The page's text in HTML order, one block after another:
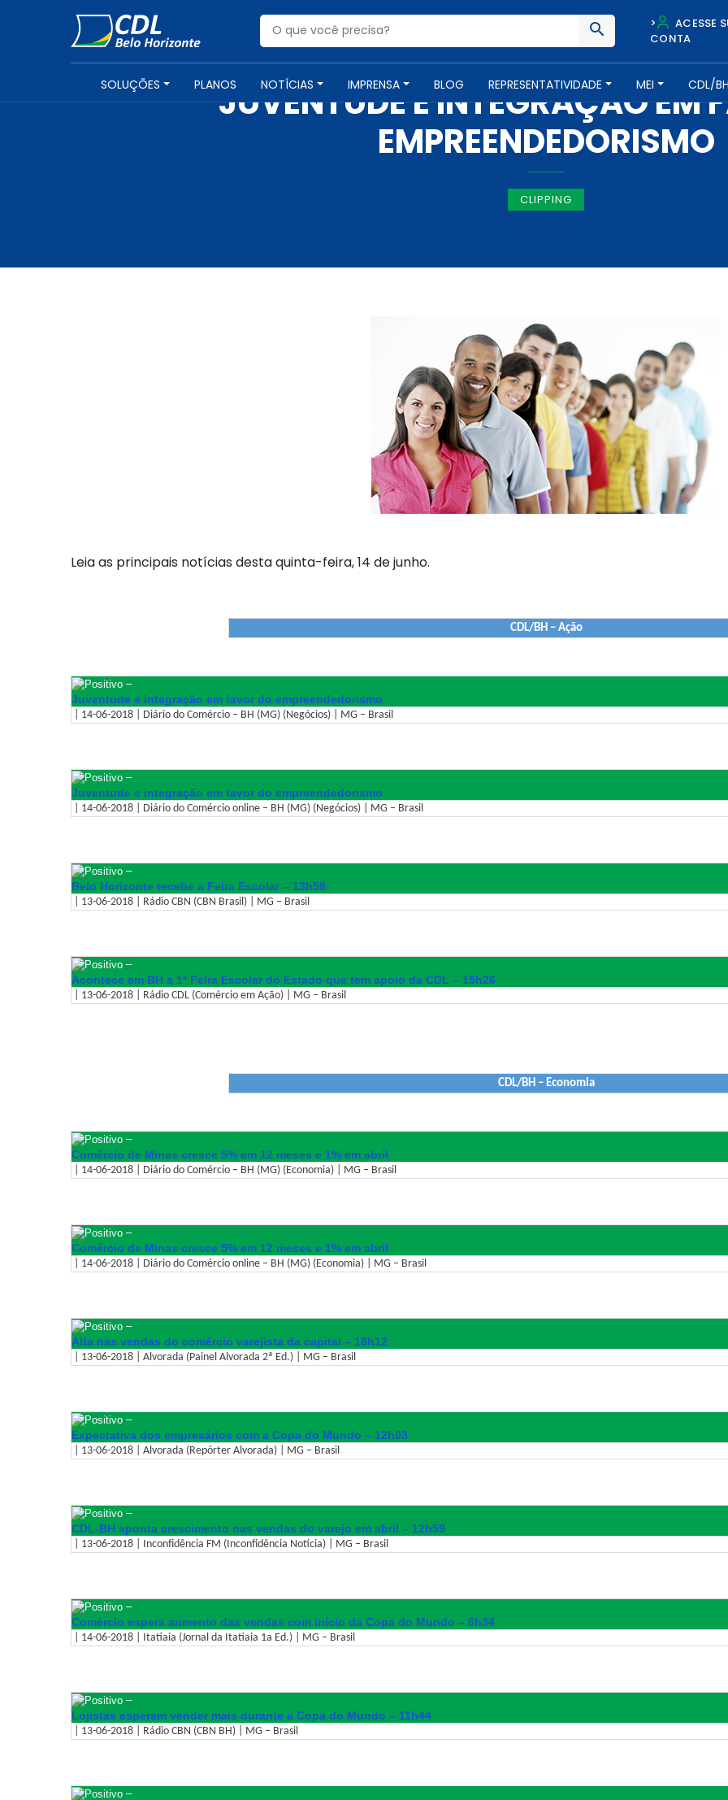
>
ACESSE
CONTA
SOLUÇÕES PLANOS NOTÍCIAS IMPRENSA BLOG REPRESENTATIVIDADE MEI CDL/BH
IMPRENSA -14 DE JUNHO DE 2018
JUVENTUDE E INTEGRAÇÃO EM
EMPREENDEDORISMO
CLIPPING
Leia as principais notícias desta quinta-feira, 14 de junho.
CDL/BH – Ação
–
Juventude e integração em favor do empreendedorismo
| 14-06-2018 | Diário do Comércio – BH (MG) (Negócios) | MG – Brasil
–
Juventude e integração em favor do empreendedorismo
| 14-06-2018 | Diário do Comércio online – BH (MG) (Negócios) | MG – Brasil
–
Belo Horizonte recebe a Feira Escolar – 13h58
| 13-06-2018 | Rádio CBN (CBN Brasil) | MG – Brasil
–
Acontece em BH a 1ª Feira Escolar do Estado que tem apoio da CDL – 15h26
| 13-06-2018 | Rádio CDL (Comércio em Ação) | MG – Brasil
CDL/BH – Economia
–
Comércio de Minas cresce 5% em 12 meses e 1% em abril
| 14-06-2018 | Diário do Comércio – BH (MG) (Economia) | MG – Brasil
–
Comércio de Minas cresce 5% em 12 meses e 1% em abril
| 14-06-2018 | Diário do Comércio online – BH (MG) (Economia) | MG – Brasil
–
Alta nas vendas do comércio varejista da capital – 18h12
| 13-06-2018 | Alvorada (Painel Alvorada 2ª Ed.) | MG – Brasil
–
Expectativa dos empresários com a Copa do Mundo – 12h03
| 13-06-2018 | Alvorada (Repórter Alvorada) | MG – Brasil
–
CDL-BH aponta crescimento nas vendas do varejo em abril – 12h59
| 13-06-2018 | Inconfidência FM (Inconfidência Notícia) | MG – Brasil
–
Comércio espera aumento das vendas com início da Copa do Mundo – 6h34
| 14-06-2018 | Itatiaia (Jornal da Itatiaia 1a Ed.) | MG – Brasil
–
Lojistas esperam vender mais durante a Copa do Mundo – 11h44
| 13-06-2018 | Rádio CBN (CBN BH) | MG – Brasil
–